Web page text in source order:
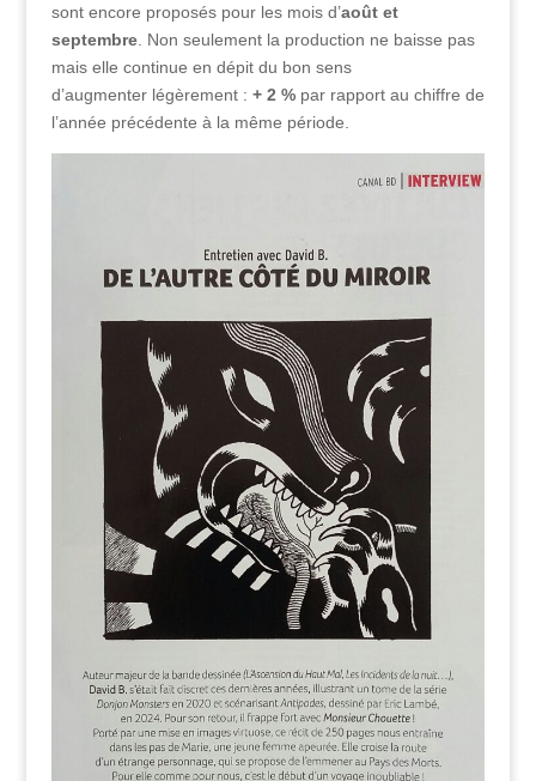
sont encore proposés pour les mois d’août et
septembre. Non seulement la production ne baisse pas
mais elle continue en dépit du bon sens
d’augmenter légèrement : + 2 %par rapport au chiffre de
l’année précédente à la même période.